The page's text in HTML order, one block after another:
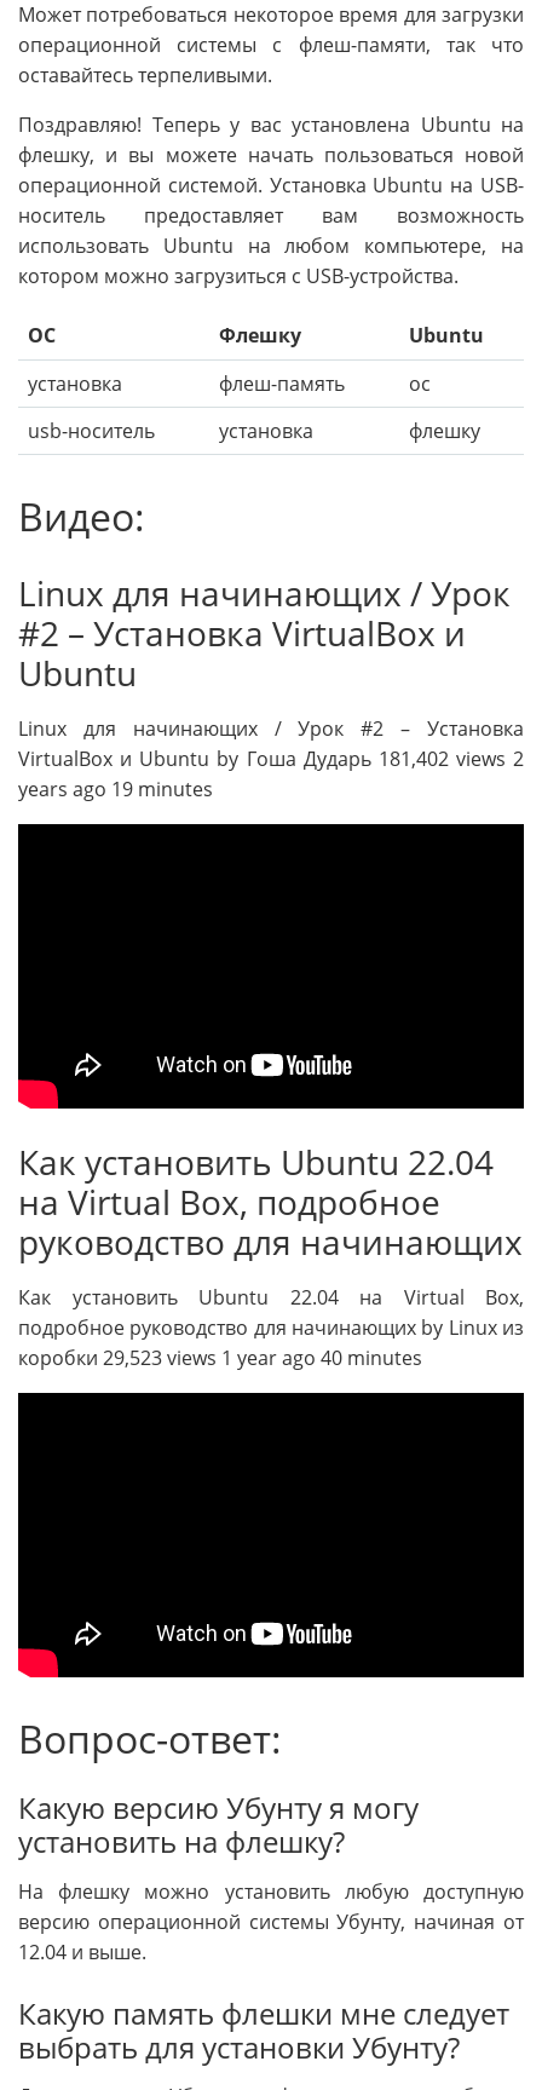
Может потребоваться некоторое время для загрузки
операционной системы с флеш-памяти, так что
оставайтесь терпеливыми.
Поздравляю! Теперь у вас установлена Ubuntu на
флешку, и вы можете начать пользоваться новой
операционной системой. Установка Ubuntu на USB-
носитель предоставляет вам возможность
использовать Ubuntu на любом компьютере, на
котором можно загрузиться с USB-устройства.
ОС Флешку
Ubuntu
установка
флеш-память
ос
usb-носитель
установка флешку
Видео:
Linux для начинающих / Урок
#2 – Установка VirtualBox и
Ubuntu
Linux для начинающих / Урок #2 – Установка
VirtualBox и Ubuntu by Гоша Дударь 181,402 views 2
years ago 19 minutes
Как установить Ubuntu 22.04
на Virtual Box, подробное
руководство для начинающих
Как установить Ubuntu 22.04 на Virtual Box,
подробное руководство для начинающих by Linux из
коробки 29,523 views 1 year ago 40 minutes
Вопрос-ответ:
Какую версию Убунту я могу
установить на флешку?
На флешку можно установить любую доступную
версию операционной системы Убунту, начиная от
12.04 и выше.
Какую память флешки мне следует
выбрать для установки Убунту?